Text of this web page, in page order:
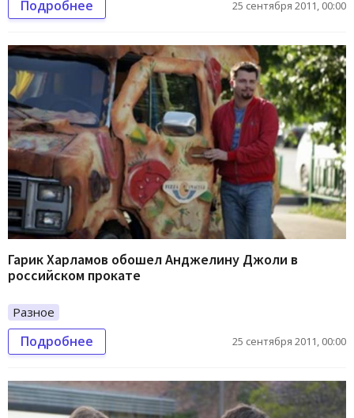
Подробнее 25 сентября 2011, 00:00
Гарик Харламов обошел Анджелину Джоли в
российском прокате
Разное
Подробнее 25 сентября 2011, 00:00